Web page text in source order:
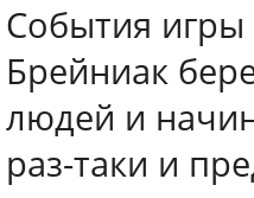
События
Брейниак
людей и
раз-таки и